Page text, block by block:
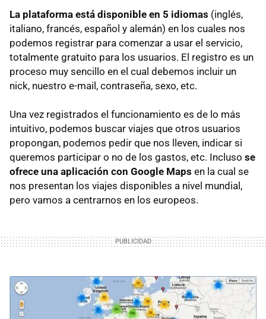
La plataforma está disponible en 5 idiomas (inglés,
italiano, francés, español y alemán) en los cuales nos
podemos registrar para comenzar a usar el servicio,
totalmente gratuito para los usuarios. El registro es un
proceso muy sencillo en el cual debemos incluir un
nick, nuestro e-mail, contraseña, sexo, etc.
Una vez registrados el funcionamiento es de lo más
intuitivo, podemos buscar viajes que otros usuarios
propongan, podemos pedir que nos lleven, indicar si
queremos participar o no de los gastos, etc. Incluso se
ofrece una aplicación con Google Maps en la cual se
nos presentan los viajes disponibles a nivel mundial,
pero vamos a centrarnos en los europeos.